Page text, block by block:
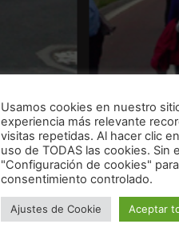
Usamos cookies en nuestro
experiencia más relevante
visitas repetidas. Al hacer clic
uso de TODAS las cookies. Sin
"Configuración de cookies"
consentimiento controlado.
Ajustes de Cookie Aceptar